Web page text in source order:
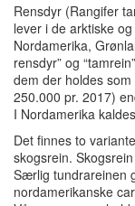
Rensdyr (Rangifer
lever i de arktiske
Nordamerika,
rensdyr” og
dem der holdes som
250.000 pr. 2017)
I Nordamerika
Det finnes to
skogsrein.
Særlig tundrareinen
nordamerikanske